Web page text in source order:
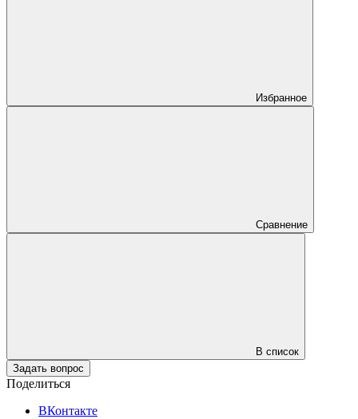
Избранное
Сравнение
В список
Задать вопрос
Поделиться
ВКонтакте